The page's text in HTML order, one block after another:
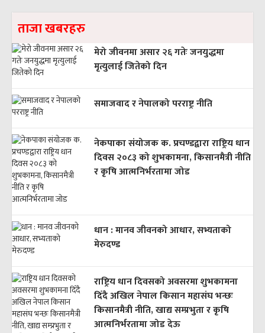
ताजा खबरहरु
मेरो जीवनमा असार २६ गतेः जनयुद्धमा
मृत्युलाई जितेको दिन
समाजवाद र नेपालको परराष्ट्र नीति
नेकपाका संयोजक क. प्रचण्डद्वारा राष्ट्रिय धान
दिवस २०८३ को शुभकामना, किसानमैत्री नीति
र कृषि आत्मनिर्भरतामा जोड
धान : मानव जीवनको आधार, सभ्यताको
मेरुदण्ड
राष्ट्रिय धान दिवसको अवसरमा शुभकामना
दिँदै अखिल नेपाल किसान महासंघ भन्छः
किसानमैत्री नीति, खाद्य सम्प्रभुता र कृषि
आत्मनिर्भरतामा जोड देऊ